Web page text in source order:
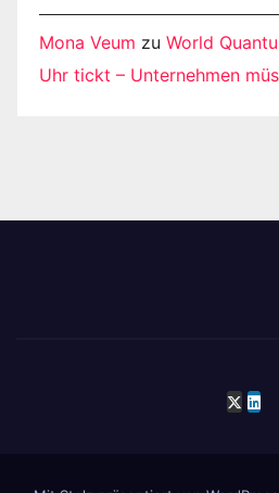
Mona Veum zu World
Uhr tickt – Unternehmen